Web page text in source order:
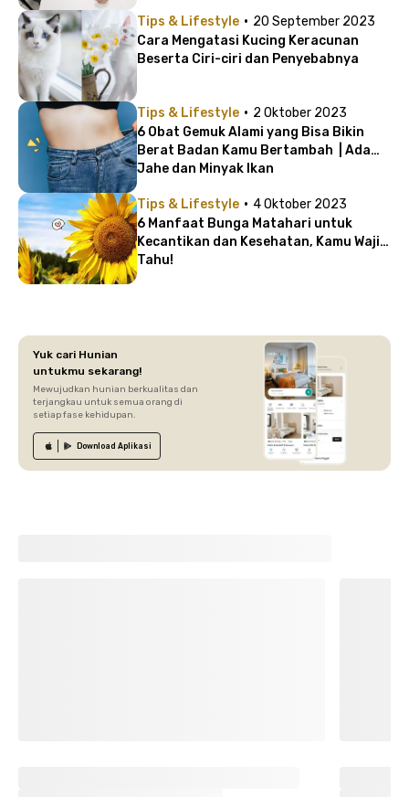
Tips & Lifestyle · 20 September 2023
Cara Mengatasi Kucing Keracunan
Beserta Ciri-ciri dan Penyebabnya
Tips & Lifestyle · 2 Oktober 2023
6 Obat Gemuk Alami yang Bisa Bikin
Berat Badan Kamu Bertambah | Ada
Jahe dan Minyak Ikan
Tips & Lifestyle · 4 Oktober 2023
6 Manfaat Bunga Matahari untuk
Kecantikan dan Kesehatan, Kamu Wajib
Tahu!
Yuk cari Hunian
untukmu sekarang!
Mewujudkan hunian berkualitas dan
terjangkau untuk semua orang di
setiap fase kehidupan.
Download Aplikasi